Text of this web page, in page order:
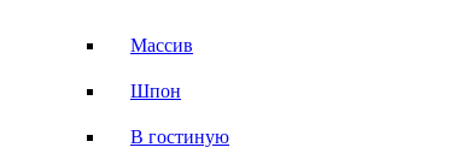
Массив
Шпон
В гостиную